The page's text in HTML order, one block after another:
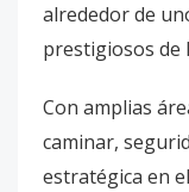
alrededor de
prestigiosos de
Con amplias
caminar,
estratégica en